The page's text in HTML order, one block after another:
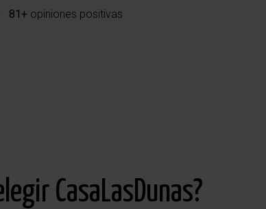
CasaLasDunas?
81+ opiniones positivas